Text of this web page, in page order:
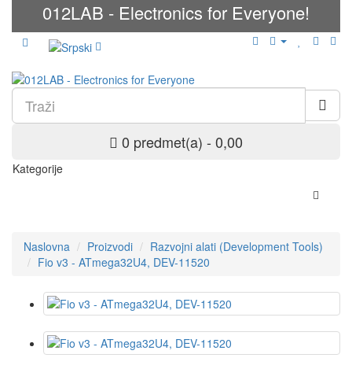
012LAB - Electronics for Everyone!
0 predmet(a) - 0,00
Kategorije
Naslovna Proizvodi
Razvojni alati (Development Tools)
Fio v3 - ATmega32U4, DEV-11520